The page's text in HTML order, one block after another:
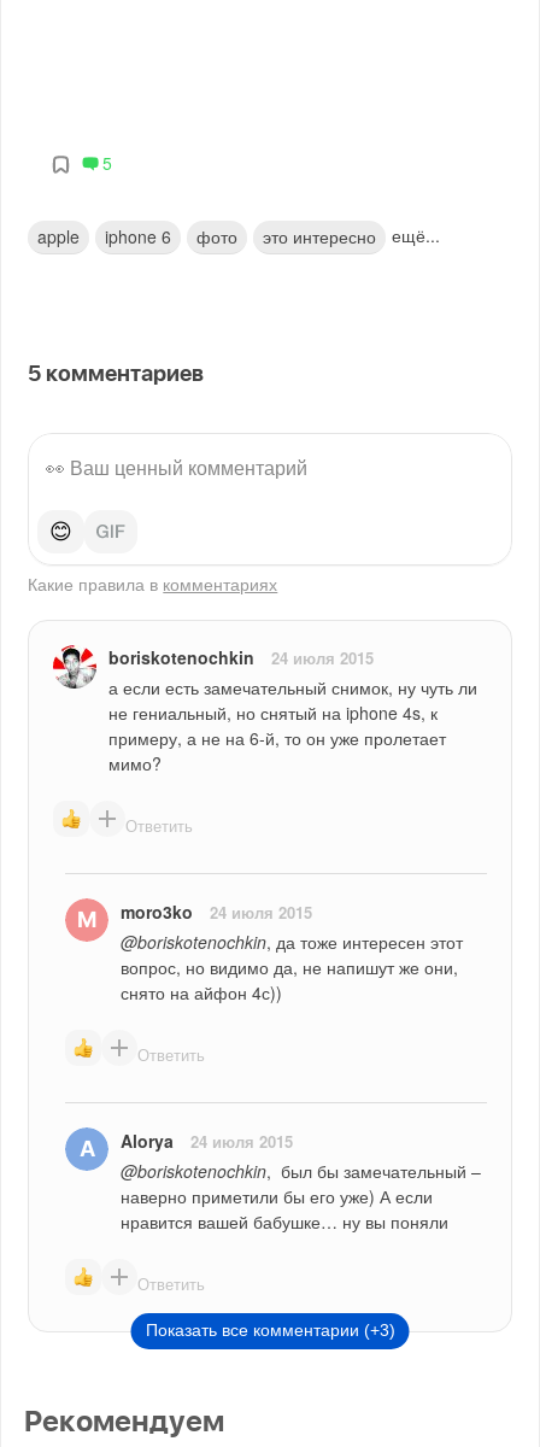
5
apple iphone 6 фото это интересно ещё...
5 комментариев
😊
Какие правила в комментариях
boriskotenochkin 24 июля 2015
а если есть замечательный снимок, ну чуть ли
не гениальный, но снятый на iphone 4s, к
примеру, а не на 6-й, то он уже пролетает
мимо?
Ответить
moro3ko 24 июля 2015
@boriskotenochkin, да тоже интересен этот
вопрос, но видимо да, не напишут же они,
снято на айфон 4с))
Ответить
Alorya 24 июля 2015
@boriskotenochkin,  был бы замечательный –
наверно приметили бы его уже) А если
нравится вашей бабушке… ну вы поняли
Ответить
Показать все комментарии (+3)
Рекомендуем